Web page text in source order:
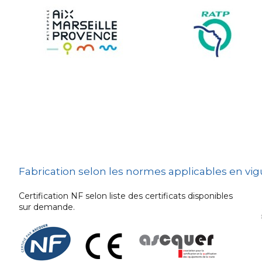
Urban
embarquée
Fabrication selon les normes applicables en
Certification NF selon liste des certificats disponibles
sur demande.